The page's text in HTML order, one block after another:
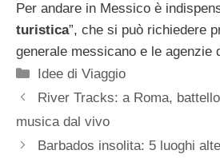
Per andare in Messico è
turistica”, che si può richiedere
generale messicano e le agenzie
Categorie
Idee di Viaggio
River Tracks: a Roma,
musica dal vivo
Barbados insolita: 5 luoghi